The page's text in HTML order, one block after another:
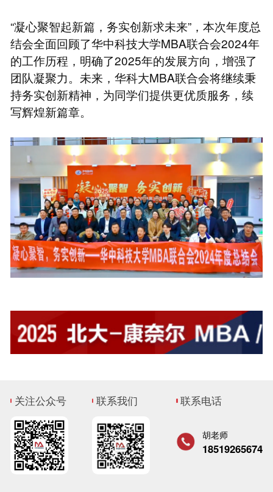
“凝心聚智起新篇，务实创新求未来”，本次年度总
结会全面回顾了华中科技大学MBA联合会2024年
的工作历程，明确了2025年的发展方向，增强了
团队凝聚力。未来，华科大MBA联合会将继续秉
持务实创新精神，为同学们提供更优质服务，续
写辉煌新篇章。
关注公众号 联系我们 联系电话
胡老师
18519265674